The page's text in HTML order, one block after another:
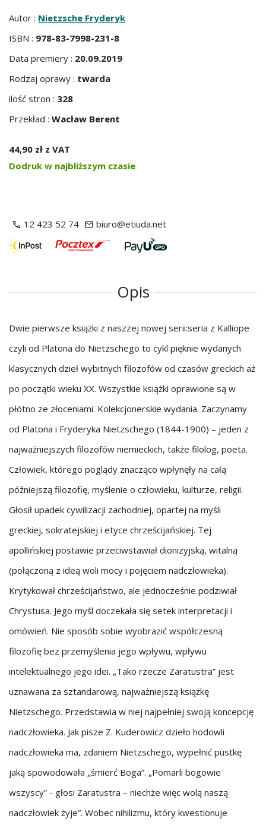
Autor : Nietzsche Fryderyk
ISBN : 978-83-7998-231-8
Data premiery : 20.09.2019
Rodzaj oprawy : twarda
ilość stron : 328
Przekład : Wacław Berent
44,90 zł z VAT
Dodruk w najbliższym czasie
12 423 52 74 biuro@etiuda.net
Opis
Dwie pierwsze książki z naszzej nowej serii:seria z Kalliope
czyli od Platona do Nietzschego to cykl pięknie wydanych
klasycznych dzieł wybitnych filozofów od czasów greckich aż
po początki wieku XX. Wszystkie książki oprawione są w
płótno ze złoceniami. Kolekcjonerskie wydania. Zaczynamy
od Platona i Fryderyka Nietzschego (1844-1900) – jeden z
najważniejszych filozofów niemieckich, także filolog, poeta.
Człowiek, którego poglądy znacząco wpłynęły na całą
późniejszą filozofię, myślenie o człowieku, kulturze, religii.
Głosił upadek cywilizacji zachodniej, opartej na myśli
greckiej, sokratejskiej i etyce chrześcijańskiej. Tej
apollińskiej postawie przeciwstawiał dionizyjską, witalną
(połączoną z ideą woli mocy i pojęciem nadczłowieka).
Krytykował chrześcijaństwo, ale jednocześnie podziwiał
Chrystusa. Jego myśl doczekała się setek interpretacji i
omówień. Nie sposób sobie wyobrazić współczesną
filozofię bez przemyślenia jego wpływu, wpływu
intelektualnego jego idei. „Tako rzecze Zaratustra” jest
uznawana za sztandarową, najważniejszą książkę
Nietzschego. Przedstawia w niej najpełniej swoją koncepcję
nadczłowieka. Jak pisze Z. Kuderowicz dzieło hodowli
nadczłowieka ma, zdaniem Nietzschego, wypełnić pustkę
jaką spowodowała „śmierć Boga”. „Pomarli bogowie
wszyscy” - głosi Zaratustra – niechże więc wolą naszą
nadczłowiek żyje”. Wobec nihilizmu, który kwestionuje